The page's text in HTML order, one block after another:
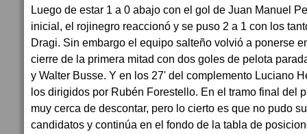
Luego de estar 1 a 0 abajo con el gol de Juan Manuel
inicial, el rojinegro reaccionó y se puso 2 a 1 con los
Dragi. Sin embargo el equipo salteño volvió a ponerse
cierre de la primera mitad con dos goles de pelota
y Walter Busse. Y en los 27' del complemento Luciano
los dirigidos por Rubén Forestello. En el tramo final del
muy cerca de descontar, pero lo cierto es que no pudo
candidatos y continúa en el fondo de la tabla de